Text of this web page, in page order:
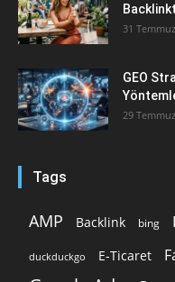
31
GEO
29
Tags
AMP Backlink bing
duckduckgo E-Ticaret